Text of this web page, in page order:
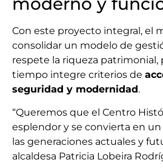
Con este proyecto integral, el
consolidar un modelo de
respete la riqueza patrimonial,
tiempo integre criterios de
seguridad y modernidad.
“Queremos que el Centro
esplendor y se convierta en
las generaciones actuales y
alcaldesa Patricia Lobeira